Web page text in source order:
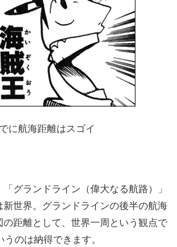
に航海距離はスゴイ
「グランドライン（偉大なる航路）」
新世界。グランドラインの後半の航海
の距離として、世界一周という観点で
のは納得できます。